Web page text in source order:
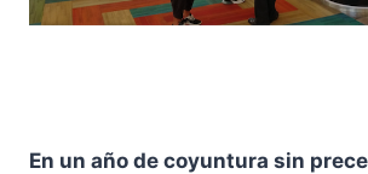
En un año de coyuntura sin